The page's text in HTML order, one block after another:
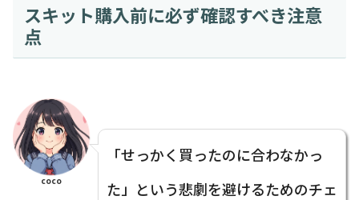
スキット購入前に必ず確認すべき注意
点
coco
「せっかく買ったのに合わなかっ
た」という悲劇を避けるためのチェ